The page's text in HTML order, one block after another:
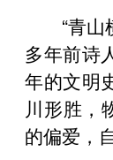
“青
多年前诗
年的文明
川形胜，
的偏爱，